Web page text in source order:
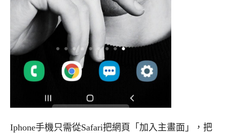
Iphone手機只需從Safari把網頁「加入主畫面」， 把